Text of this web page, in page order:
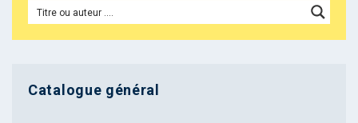
Catalogue général